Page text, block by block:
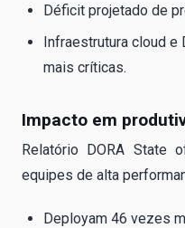
Déficit projetado de
Infraestrutura cloud e
mais críticas.
Impacto em
Relatório DORA State
equipes de alta
Deployam 46 vezes